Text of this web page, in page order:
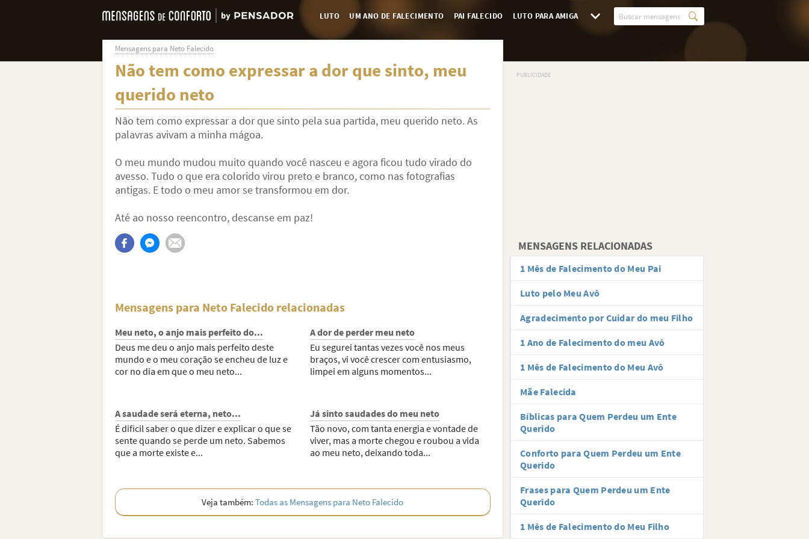
LUTO UM ANO DE FALECIMENTO PAI FALECIDO LUTO PARA AMIGA
Mensagens para Neto Falecido
Não tem como expressar a dor que sinto, meu
querido neto
Não tem como expressar a dor que sinto pela sua partida, meu querido neto. As
palavras avivam a minha mágoa.
O meu mundo mudou muito quando você nasceu e agora ficou tudo virado do
avesso. Tudo o que era colorido virou preto e branco, como nas fotografias
antigas. E todo o meu amor se transformou em dor.
Até ao nosso reencontro, descanse em paz!
Mensagens para Neto Falecido relacionadas
Meu neto, o anjo mais perfeito do...
Deus me deu o anjo mais perfeito deste
mundo e o meu coração se encheu de luz e
cor no dia em que o meu neto...
A dor de perder meu neto
Eu segurei tantas vezes você nos meus
braços, vi você crescer com entusiasmo,
limpei em alguns momentos...
A saudade será eterna, neto...
É difícil saber o que dizer e explicar o que se
sente quando se perde um neto. Sabemos
que a morte existe e...
Já sinto saudades do meu neto
Tão novo, com tanta energia e vontade de
viver, mas a morte chegou e roubou a vida
ao meu neto, deixando toda...
Veja também:Todas as Mensagens para Neto Falecido
MENSAGENS RELACIONADAS
1 Mês de Falecimento do Meu Pai
Luto pelo Meu Avô
Agradecimento por Cuidar do meu Filho
1 Ano de Falecimento do meu Avô
1 Mês de Falecimento do Meu Avô
Mãe Falecida
Bíblicas para Quem Perdeu um Ente
Querido
Conforto para Quem Perdeu um Ente
Querido
Frases para Quem Perdeu um Ente
Querido
1 Mês de Falecimento do Meu Filho